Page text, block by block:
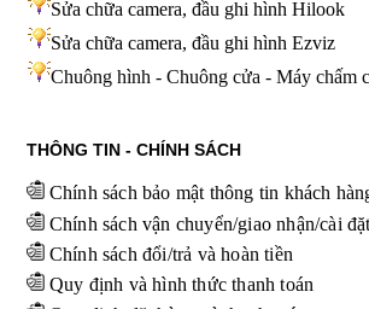
Sửa chữa camera, đầu ghi hình Hilook
Sửa chữa camera, đầu ghi hình Ezviz
Chuông hình - Chuông cửa - Máy chấm
THÔNG TIN - CHÍNH SÁCH
Chính sách bảo mật thông tin khách
Chính sách vận chuyển/giao nhận/cài đặt
Chính sách đổi/trả và hoàn tiền
Quy định và hình thức thanh toán